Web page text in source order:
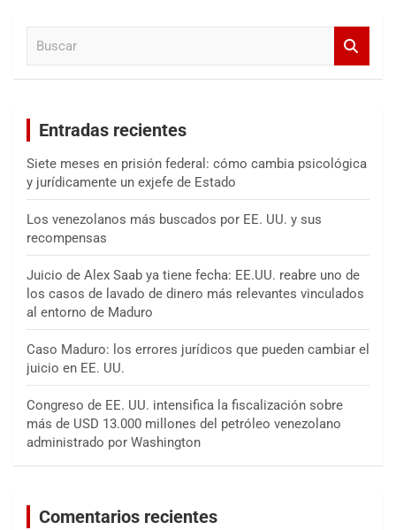
Entradas recientes
Siete meses en prisión federal: cómo cambia psicológica
y jurídicamente un exjefe de Estado
Los venezolanos más buscados por EE. UU. y sus
recompensas
Juicio de Alex Saab ya tiene fecha: EE.UU. reabre uno de
los casos de lavado de dinero más relevantes vinculados
al entorno de Maduro
Caso Maduro: los errores jurídicos que pueden cambiar el
juicio en EE. UU.
Congreso de EE. UU. intensifica la fiscalización sobre
más de USD 13.000 millones del petróleo venezolano
administrado por Washington
Comentarios recientes